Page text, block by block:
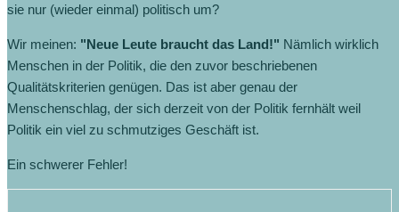
sie nur (wieder einmal) politisch um?
Wir meinen: "Neue Leute braucht das Land!" Nämlich wirklich
Menschen in der Politik, die den zuvor beschriebenen
Qualitätskriterien genügen. Das ist aber genau der
Menschenschlag, der sich derzeit von der Politik fernhält weil
Politik ein viel zu schmutziges Geschäft ist.
Ein schwerer Fehler!